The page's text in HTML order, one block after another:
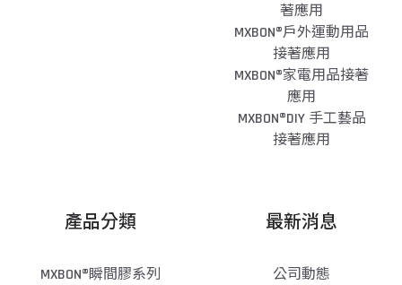
著應用
MXBON®戶外運動用品
接著應用
MXBON®家電用品接著
應用
MXBON®DIY 手工藝品
接著應用
產品分類
MXBON®瞬間膠系列
最新消息
公司動態